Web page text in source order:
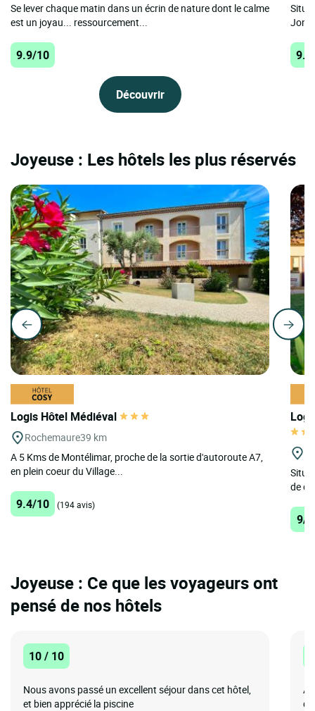
Se lever chaque matin dans un écrin de nature dont le calme
est un joyau... ressourcement...
9.9/10
Découvrir
Situé
Joyeuse : Les hôtels les plus réservés
Logis Hôtel Médiéval
Rochemaure39 km
A 5 Kms de Montélimar, proche de la sortie d'autoroute A7,
en plein coeur du Village...
9.4/10 (194 avis)
Situé
de
9/
Joyeuse : Ce que les voyageurs ont
pensé de nos hôtels
10 / 10
Nous avons passé un excellent séjour dans cet hôtel,
et bien apprécié la piscine